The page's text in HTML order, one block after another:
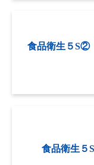
食品衛生５S②
食品衛生５